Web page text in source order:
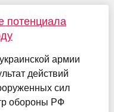
потенциала
армии
действий
сил
обороны РФ